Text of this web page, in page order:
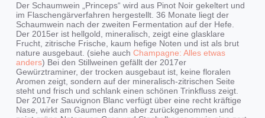
Der Schaumwein „Princeps“ wird aus Pinot Noir gekeltert und
im Flaschengärverfahren hergestellt. 36 Monate liegt der
Schaumwein nach der zweiten Fermentation auf der Hefe.
Der 2015er ist hellgold, mineralisch, zeigt eine glasklare
Frucht, zitrische Frische, kaum hefige Noten und ist als brut
nature ausgebaut. (siehe auch Champagne: Alles etwas
anders) Bei den Stillweinen gefällt der 2017er
Gewürztraminer, der trocken ausgebaut ist, keine floralen
Aromen zeigt, sondern auf der mineralisch-zitrischen Seite
steht und frisch und schlank einen schönen Trinkfluss zeigt.
Der 2017er Sauvignon Blanc verfügt über eine recht kräftige
Nase, wirkt am Gaumen dann aber zurückgenommen und